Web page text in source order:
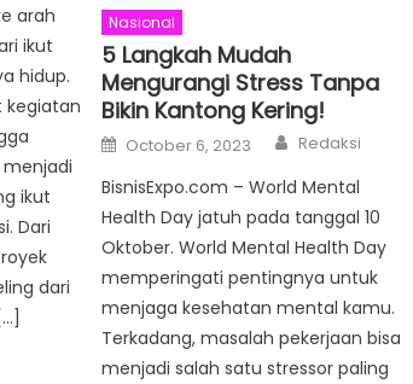
arah
ikut
hidup.
kegiatan
ikut
Dari
dari
Nasional
5 Langkah Mudah
Mengurangi Stress Tanpa
Bikin Kantong Kering!
Posted
on
October 6, 2023 Author
Redaksi
BisnisExpo.com – World Mental
Health Day jatuh pada tanggal 10
Oktober. World Mental Health Day
memperingati pentingnya untuk
menjaga kesehatan mental kamu.
Terkadang, masalah pekerjaan bisa
menjadi salah satu stressor paling